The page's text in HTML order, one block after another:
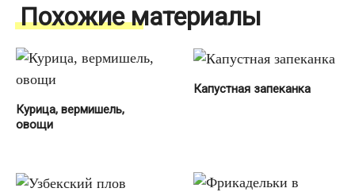
Похожие материалы
Курица, вермишель,
овощи
Капустная запеканка